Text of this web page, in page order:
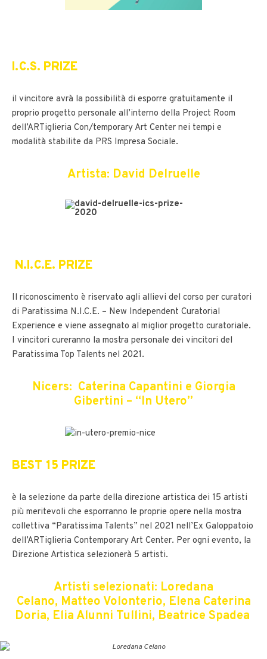
I.C.S. PRIZE
il vincitore avrà la possibilità di esporre gratuitamente il
proprio progetto personale all’interno della Project Room
dell’ARTiglieria Con/temporary Art Center nei tempi e
modalità stabilite da PRS Impresa Sociale.
Artista: David Delruelle
N.I.C.E. PRIZE
Il riconoscimento è riservato agli allievi del corso per curatori
di Paratissima N.I.C.E. – New Independent Curatorial
Experience e viene assegnato al miglior progetto curatoriale.
I vincitori cureranno la mostra personale dei vincitori del
Paratissima Top Talents nel 2021.
Nicers: Caterina Capantini e Giorgia
Gibertini – “In Utero”
BEST 15 PRIZE
è la selezione da parte della direzione artistica dei 15 artisti
più meritevoli che esporranno le proprie opere nella mostra
collettiva “Paratissima Talents” nel 2021 nell’Ex Galoppatoio
dell’ARTiglieria Contemporary Art Center. Per ogni evento, la
Direzione Artistica selezionerà 5 artisti.
Artisti selezionati: Loredana
Celano, Matteo Volonterio, Elena Caterina
Doria, Elia Alunni Tullini, Beatrice Spadea